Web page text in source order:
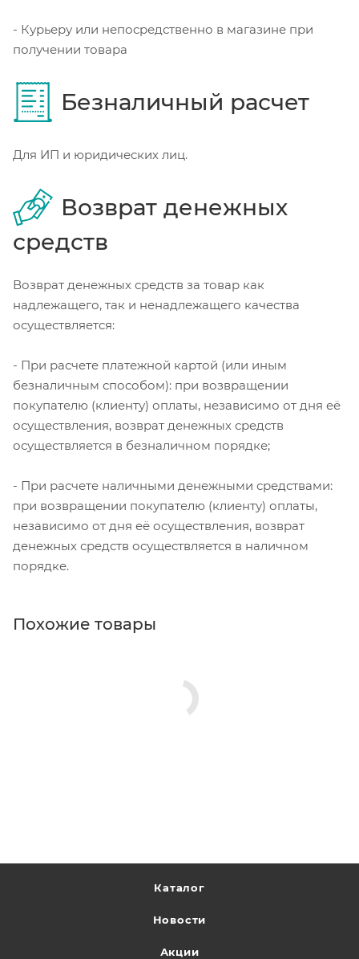
- Курьеру или непосредственно в магазине при
получении товара
Безналичный расчет
Для ИП и юридических лиц.
Возврат денежных
средств
Возврат денежных средств за товар как
надлежащего, так и ненадлежащего качества
осуществляется:
- При расчете платежной картой (или иным
безналичным способом): при возвращении
покупателю (клиенту) оплаты, независимо от дня её
осуществления, возврат денежных средств
осуществляется в безналичном порядке;
- При расчете наличными денежными средствами:
при возвращении покупателю (клиенту) оплаты,
независимо от дня её осуществления, возврат
денежных средств осуществляется в наличном
порядке.
Похожие товары
Каталог
Новости
Акции